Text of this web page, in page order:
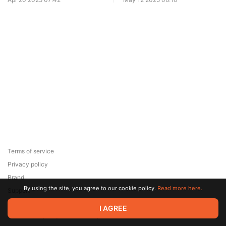
делать)
© 2026 Zaya Solutions Limited. All rights reserved. All trademarks
are the property of their respective owners.
Terms of service
Privacy policy
Brand
SupportBy using the site, you agree to our cookie policy. Read more here.
I AGREE